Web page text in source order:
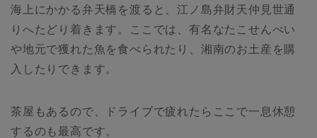
海上にかかる弁天橋を渡ると、江ノ島弁財天仲見世通
りへたどり着きます。ここでは、有名なたこせんべい
や地元で獲れた魚を食べられたり、湘南のお土産を購
入したりできます。
茶屋もあるので、ドライブで疲れたらここで一息休憩
するのも最高です。